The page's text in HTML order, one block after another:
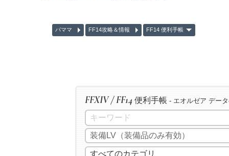
パママ FF14攻略＆情報 FF14 便利手帳
FFXIV / FF14 便利手帳 - エオルゼア デー